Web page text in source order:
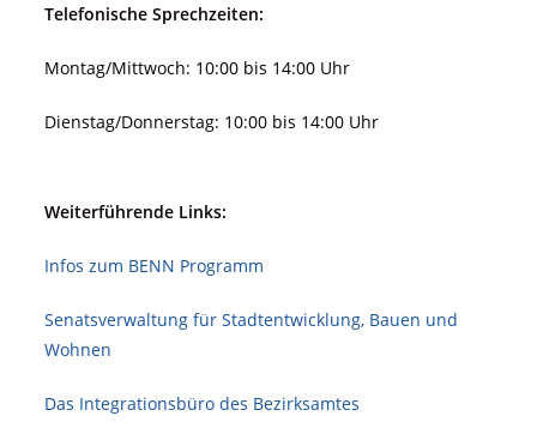
Telefonische Sprechzeiten:
Montag/Mittwoch: 10:00 bis 14:00 Uhr
Dienstag/Donnerstag: 10:00 bis 14:00 Uhr
Weiterführende Links:
Infos zum BENN Programm
Senatsverwaltung für Stadt­ent­wicklung, Bauen und
Wohnen
Das Integrationsbüro des Bezirksamtes